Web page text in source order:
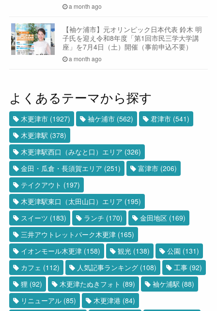
a month ago
【袖ケ浦市】元オリンピック日本代表 鈴木 明
子氏を迎え令和8年度「第1回市民三学大学講
座」を7月4日（土）開催（事前申込不要）
a month ago
よくあるテーマから探す
木更津市 (1927) 袖ケ浦市 (562) 君津市 (541)
木更津駅 (378)
木更津駅西口（みなと口）エリア (326)
金田・瓜倉・長須賀エリア (251) 富津市 (206)
テイクアウト (197)
木更津駅東口（太田山口）エリア (195)
スイーツ (183) ランチ (170) 金田地区 (169)
三井アウトレットパーク木更津 (165)
イオンモール木更津 (158) 観光 (138) 公園 (131)
カフェ (112) 人気記事ランキング (108) 工事 (92)
狸 (92) 木更津たぬきフォト (89) 袖ケ浦駅 (88)
リニューアル (85) 木更津港 (84)